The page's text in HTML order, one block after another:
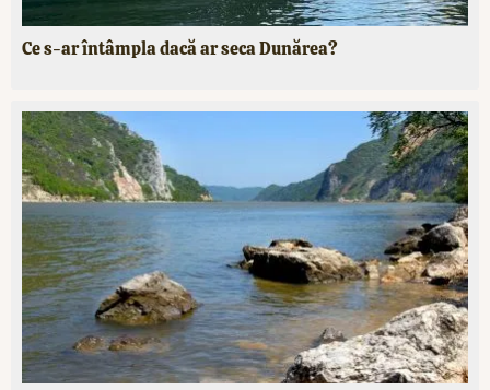
Ce s-ar întâmpla dacă ar seca Dunărea?